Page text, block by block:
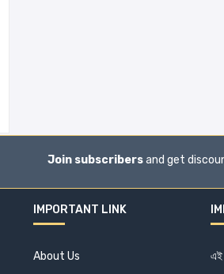
Join subscribersand get
IMPORTANT LINK
About Us
এই